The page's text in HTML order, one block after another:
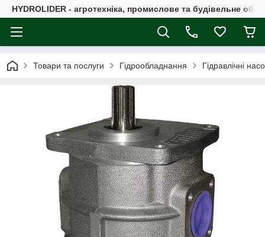
HYDROLIDER - агротехніка, промислове та будівельне
Товари та послуги Гідрообладнання Гідравлічні